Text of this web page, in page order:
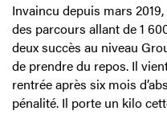
Invaincu depuis mars
des parcours allant de 1
deux succès au niveau
de prendre du repos. Il
rentrée après six mois
pénalité. Il porte un kilo